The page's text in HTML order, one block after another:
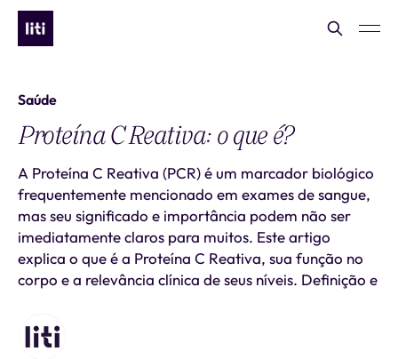
Saúde
Proteína C Reativa: o que é?
A Proteína C Reativa (PCR) é um marcador biológico
frequentemente mencionado em exames de sangue,
mas seu significado e importância podem não ser
imediatamente claros para muitos. Este artigo
explica o que é a Proteína C Reativa, sua função no
corpo e a relevância clínica de seus níveis. Definição e